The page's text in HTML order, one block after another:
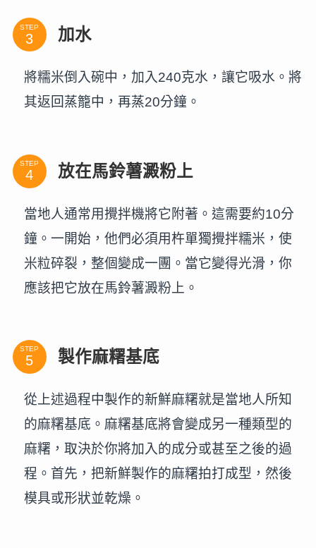
STEP 加水
將糯米倒入碗中，加入240克水，讓它吸水。將
其返回蒸籠中，再蒸20分鐘。
STEP 放在馬鈴薯澱粉上
當地人通常用攪拌機將它附著。這需要約10分
鐘。一開始，他們必須用杵單獨攪拌糯米，使
米粒碎裂，整個變成一團。當它變得光滑，你
應該把它放在馬鈴薯澱粉上。
STEP 製作麻糬基底
從上述過程中製作的新鮮麻糬就是當地人所知
的麻糬基底。麻糬基底將會變成另一種類型的
麻糬，取決於你將加入的成分或甚至之後的過
程。首先，把新鮮製作的麻糬拍打成型，然後
模具或形狀並乾燥。